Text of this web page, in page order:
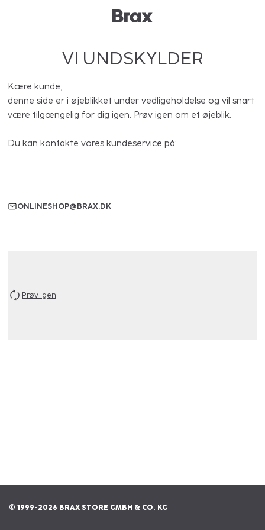
VI UNDSKYLDER
Kære kunde,
denne side er i øjeblikket under vedligeholdelse og vil snart
være tilgængelig for dig igen. Prøv igen om et øjeblik.
Du kan kontakte vores kundeservice på:
ONLINESHOP@BRAX.DK
Prøv igen
© 1999-2026 BRAX STORE GMBH & CO. KG